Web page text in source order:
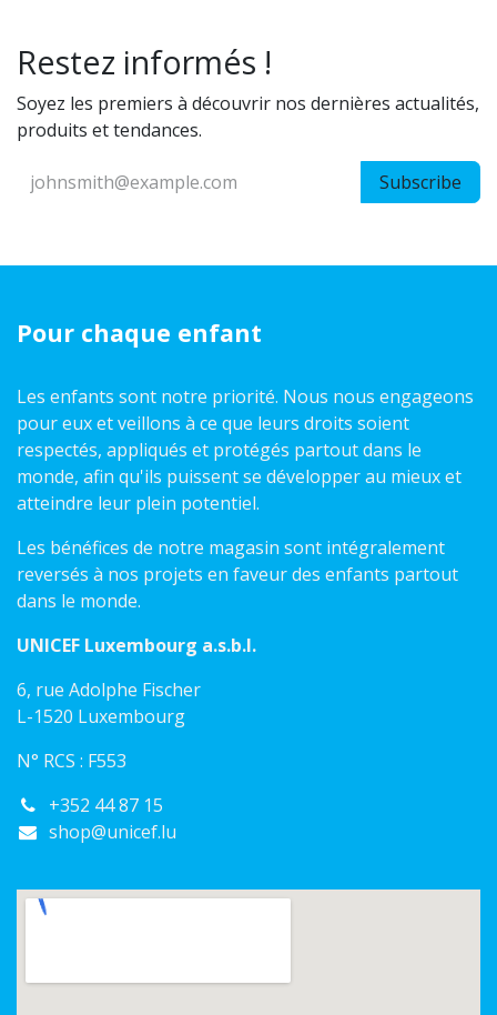
Restez informés !
Soyez les premiers à découvrir nos dernières actualités,
produits et tendances.
Subscribe
Pour chaque enfant
Les enfants sont notre priorité. Nous nous engageons
pour eux et veillons à ce que leurs droits soient
respectés, appliqués et protégés partout dans le
monde, afin qu'ils puissent se développer au mieux et
atteindre leur plein potentiel.
Les bénéfices de notre magasin sont intégralement
reversés à nos projets en faveur des enfants partout
dans le monde.
UNICEF Luxembourg a.s.b.l.
6, rue Adolphe Fischer
L-1520 Luxembourg
N° RCS : F553
+352 44 87 15
shop@unicef.lu